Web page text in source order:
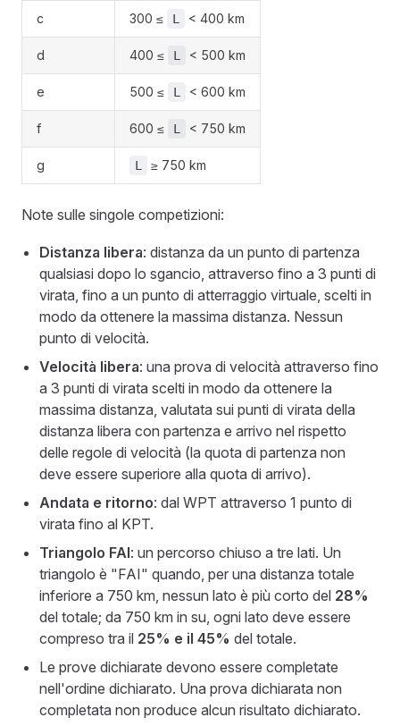
c 300 ≤ L < 400 km
d 400 ≤ L < 500 km
e 500 ≤ L < 600 km
f 600 ≤ L < 750 km
g L ≥ 750 km
Note sulle singole competizioni:
Distanza libera: distanza da un punto di partenza
qualsiasi dopo lo sgancio, attraverso fino a 3 punti di
virata, fino a un punto di atterraggio virtuale, scelti in
modo da ottenere la massima distanza. Nessun
punto di velocità.
Velocità libera: una prova di velocità attraverso fino
a 3 punti di virata scelti in modo da ottenere la
massima distanza, valutata sui punti di virata della
distanza libera con partenza e arrivo nel rispetto
delle regole di velocità (la quota di partenza non
deve essere superiore alla quota di arrivo).
Andata e ritorno: dal WPT attraverso 1 punto di
virata fino al KPT.
Triangolo FAI: un percorso chiuso a tre lati. Un
triangolo è "FAI" quando, per una distanza totale
inferiore a 750 km, nessun lato è più corto del 28%
del totale; da 750 km in su, ogni lato deve essere
compreso tra il 25% e il 45% del totale.
Le prove dichiarate devono essere completate
nell'ordine dichiarato. Una prova dichiarata non
completata non produce alcun risultato dichiarato.